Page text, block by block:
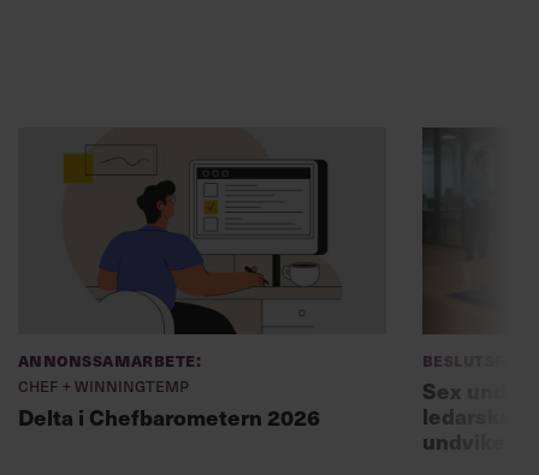
Annonssamarbete:
Chef + Winningtemp
Delta i Chefbarometern 2026
undviker